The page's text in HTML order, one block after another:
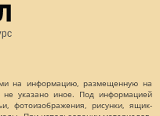
на информацию, размещенную на
не указано иное. Под информацией
фотоизображения, рисунки, ящик-